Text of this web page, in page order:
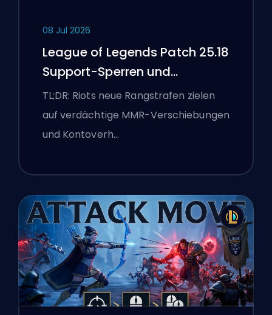
08 Jul 2026
League of Legends Patch 25.18
Support-Sperren und
Boosting-Flaggen
TL;DR: Riots neue Rangstrafen zielen
auf verdächtige MMR-Verschiebungen
und Kontoverh…